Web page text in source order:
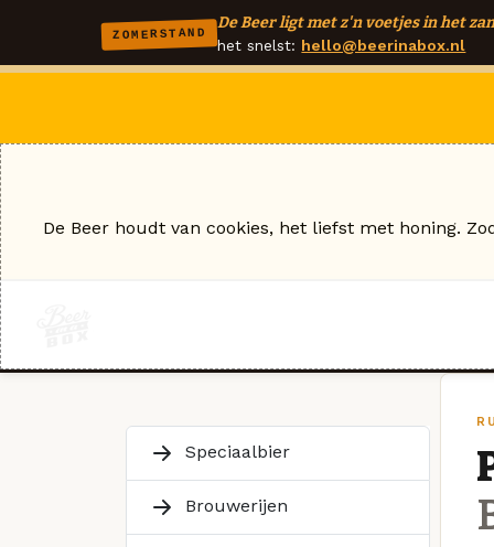
ZOMERSTAND
De Beer ligt met z'n voetjes in het
het snelst: hello@beerinabox.nl
Speciaalbier
Brouwerijen
De Beer houdt van cookies, het liefst met honing.